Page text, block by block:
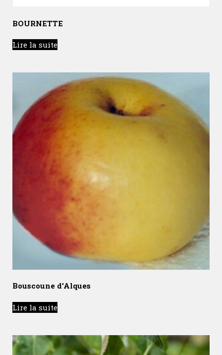
BOURNETTE
Lire la suite
Bouscoune d’Alques
Lire la suite